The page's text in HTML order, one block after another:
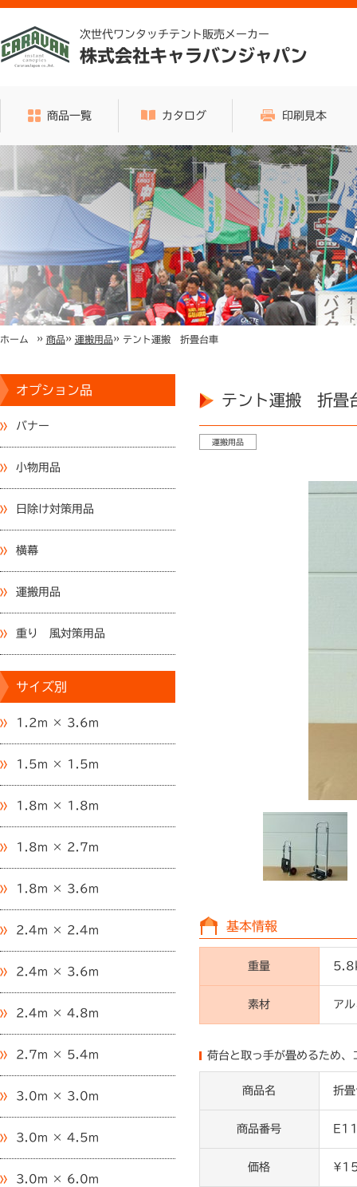
次世代ワンタッチテント販売メーカー
株式会社キャラバンジャパン
商品一覧 カタログ 印刷見本
ホーム » 商品» 運搬用品» テント運搬 折畳台車
オプション品
バナー
小物用品
日除け対策用品
横幕
運搬用品
重り 風対策用品
サイズ別
1.2m × 3.6m
1.5m × 1.5m
1.8m × 1.8m
1.8m × 2.7m
1.8m × 3.6m
2.4m × 2.4m
2.4m × 3.6m
2.4m × 4.8m
2.7m × 5.4m
3.0m × 3.0m
3.0m × 4.5m
3.0m × 6.0m
テント運搬 折畳
運搬用品
基本情報
重量
素材 ア
荷台と取っ手が畳めるため
商品名 折
商品番号
価格